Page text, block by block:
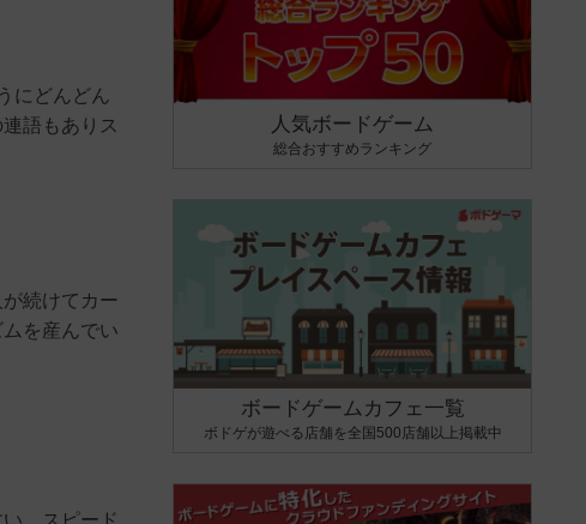
にどんどん
語もありス
続けてカー
を産んでい
。スピード
人気ボードゲーム
総合おすすめランキング
ボードゲームカフェ一覧
ボドゲが遊べる店舗を全国500店舗以上掲載中